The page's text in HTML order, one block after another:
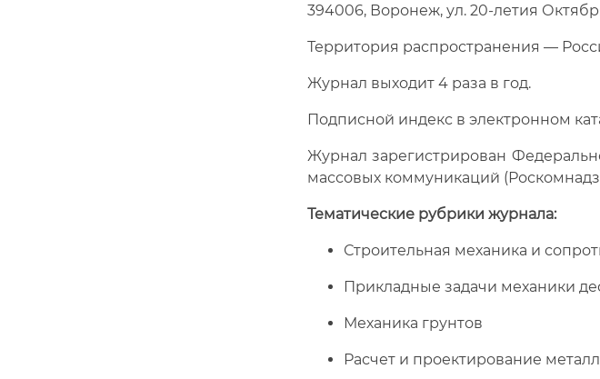
394006, Воронеж, ул. 20-летия
Территория распространения —
Журнал выходит 4 раза в год.
Подписной индекс в электронном
Журнал зарегистрирован
массовых коммуникаций
Тематические рубрики журнала:
Строительная механика и
Прикладные задачи механики
Механика грунтов
Расчет и проектирование